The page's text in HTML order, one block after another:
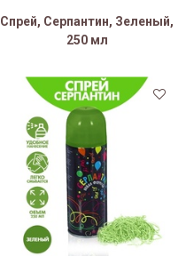
Спрей, Серпантин, Зеленый,
250 мл